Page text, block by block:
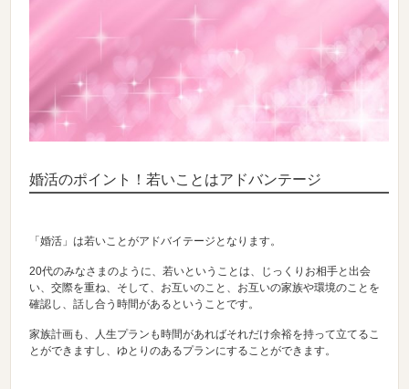
婚活のポイント！若いことはアドバンテージ
「婚活」は若いことがアドバイテージとなります。
20代のみなさまのように、若いということは、じっくりお相手と出会
い、交際を重ね、そして、お互いのこと、お互いの家族や環境のことを
確認し、話し合う時間があるということです。
家族計画も、人生プランも時間があればそれだけ余裕を持って立てるこ
とができますし、ゆとりのあるプランにすることができます。